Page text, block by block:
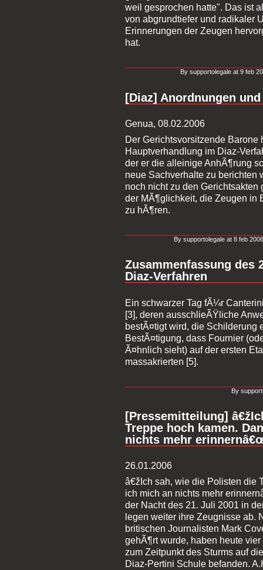
weil gesprochen hatte". Das ist
von abgrundtiefer und radikaler
Erinnerungen der Zeugen
hat.
By supportolegale at 9 feb
[Diaz] Anordnungen
Genua, 08.02.2006
Der Gerichtsvorsitzende Barone
Hauptverhandlung im Diaz-
der er die alleinige AnhÃ¶rung
neue Sachverhalte zu
noch nicht zu den
der MÃ¶glichkeit, die Zeugen in
zu hÃ¶ren.
By supportolegale at 8 feb
Zusammenfassung des
Diaz-Verfahren
Ein schwarzer Tag fÃ¼r
[3], deren ausschlieÃŸliche
bestÃ¤tigt wird, die Schilderung
BestÃ¤tigung, dass Fournier
Ã¤hnlich sieht) auf der ersten
massakrierten [5].
By
[Pressemitteilung]
Treppe hoch kamen.
nichts mehr
26.01.2006
â€žIch sah, wie die Polisten die
ich mich an nichts mehr
der Nacht des 21. Juli 2001 in
legen weiter ihre Zeugnisse ab.
britischen Journalisten Mark
gehÃ¶rt wurde, haben heute
zum Zeitpunkt des Sturms auf
Diaz-Pertini Schule befanden.